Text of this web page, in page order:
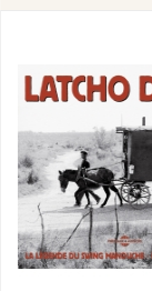
• La supplique
Varis/Minvieille
Azzolla/
• Un swing à
La roulotte
Raffalli/Christian
et d’ailleurs
Chine Marcel
Primitifs du futur.